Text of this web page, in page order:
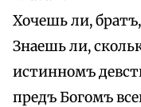
Хочешь ли,
Знаешь ли,
истинномъ
предъ Богомъ